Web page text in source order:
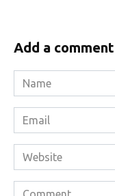
Add a comment
Name
*
Email
*
Website
Comment